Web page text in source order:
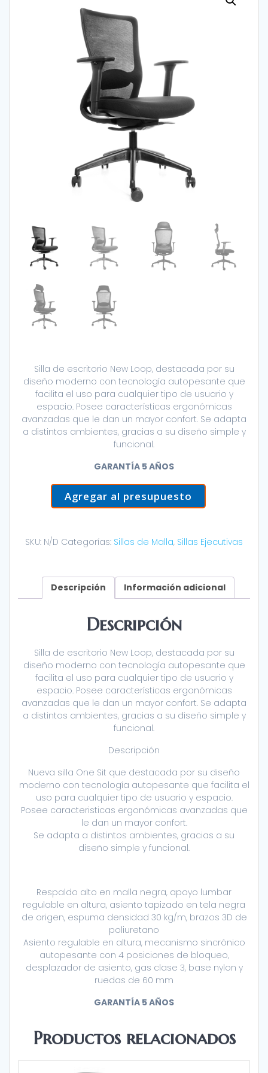
Silla de escritorio New Loop, destacada por su
diseño moderno con tecnología autopesante que
facilita el uso para cualquier tipo de usuario y
espacio. Posee características ergonómicas
avanzadas que le dan un mayor confort. Se adapta
a distintos ambientes, gracias a su diseño simple y
funcional.
GARANTÍA 5 AÑOS
Agregar al presupuesto
SKU: N/D Categorías: Sillas de Malla, Sillas Ejecutivas
Descripción Información adicional
Descripción
Silla de escritorio New Loop, destacada por su
diseño moderno con tecnología autopesante que
facilita el uso para cualquier tipo de usuario y
espacio. Posee características ergonómicas
avanzadas que le dan un mayor confort. Se adapta
a distintos ambientes, gracias a su diseño simple y
funcional.
Descripción
Nueva silla One Sit que destacada por su diseño
moderno con tecnología autopesante que facilita el
uso para cualquier tipo de usuario y espacio.
Posee caracteristicas ergonómicas avanzadas que
le dan un mayor confort.
Se adapta a distintos ambientes, gracias a su
diseño simple y funcional.
Respaldo alto en malla negra, apoyo lumbar
regulable en altura, asiento tapizado en tela negra
de origen, espuma densidad 30 kg/m, brazos 3D de
poliuretano
Asiento regulable en altura, mecanismo sincrónico
autopesante con 4 posiciones de bloqueo,
desplazador de asiento, gas clase 3, base nylon y
ruedas de 60 mm
GARANTÍA 5 AÑOS
Productos relacionados